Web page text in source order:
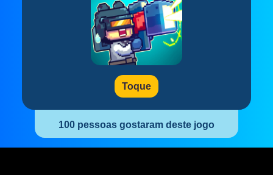
Toque
100 pessoas gostaram deste jogo